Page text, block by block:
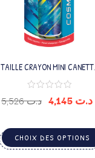
TAILLE CRAYON MINI
COSMIC TEENS 1TROU
د.ت5,526 د.ت
CHOIX DES OPTIONS